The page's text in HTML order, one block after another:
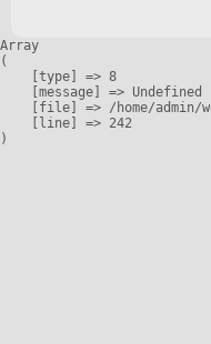
Array
(
    [type] => 8
[message] => Undefined
[file] => /home/admin/
    [line] => 242